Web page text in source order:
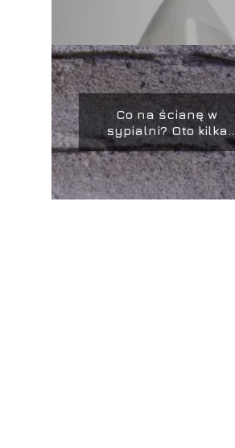
zdrowia i snu?
Co na ścianę w
sypialni? Oto kilka
inspiracji!